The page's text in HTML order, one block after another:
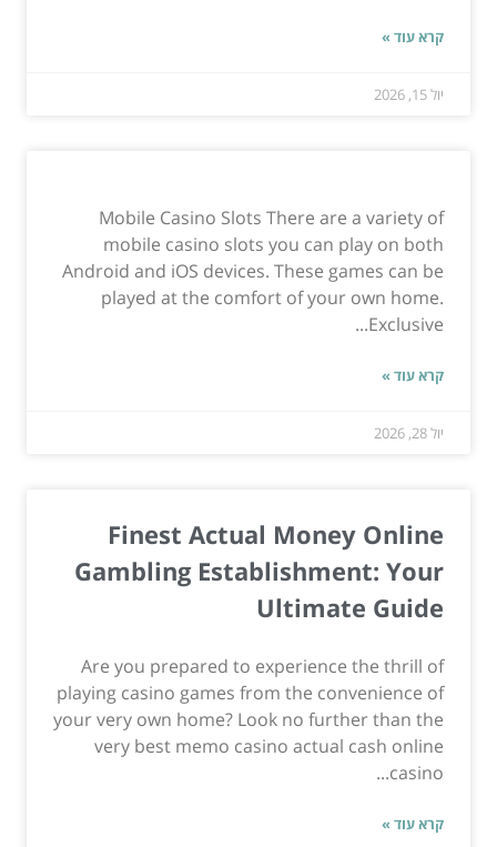
קרא עוד »
יול 15, 2026
Mobile Casino Slots There are a variety of
mobile casino slots you can play on both
Android and iOS devices. These games can be
played at the comfort of your own home.
Exclusive...
קרא עוד »
יול 28, 2026
Finest Actual Money Online
Gambling Establishment: Your
Ultimate Guide
Are you prepared to experience the thrill of
playing casino games from the convenience of
your very own home? Look no further than the
very best memo casino actual cash online
casino...
קרא עוד »